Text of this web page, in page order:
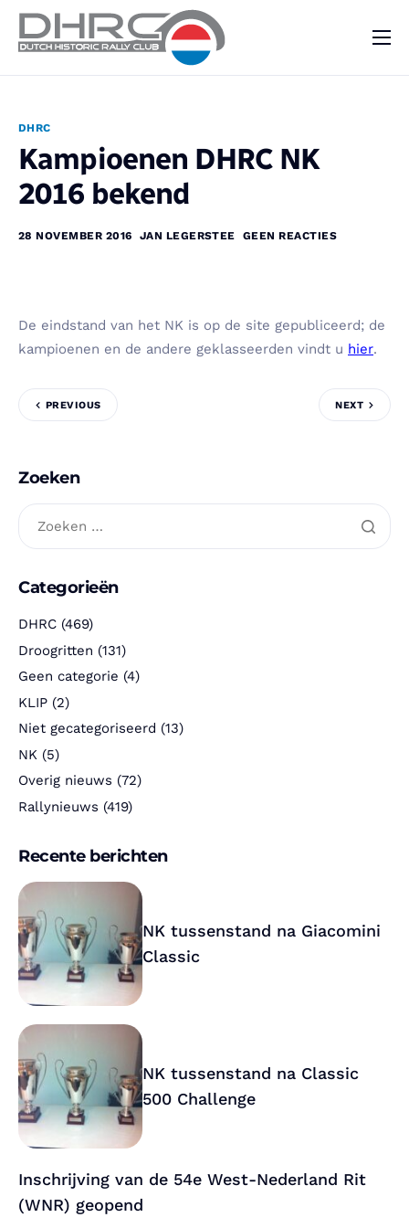
Vraag & Aanbod
Nieuws
DHRC
Kampioenen DHRC NK
2016 bekend
28 NOVEMBER 2016 JAN LEGERSTEE GEEN REACTIES
De eindstand van het NK is op de site gepubliceerd; de
kampioenen en de andere geklasseerden vindt u hier.
PREVIOUS NEXT
Zoeken
Categorieën
DHRC (469)
Droogritten (131)
Geen categorie (4)
KLIP (2)
Niet gecategoriseerd (13)
NK (5)
Overig nieuws (72)
Rallynieuws (419)
Recente berichten
NK tussenstand na Giacomini
Classic
NK tussenstand na Classic
500 Challenge
Inschrijving van de 54e West-Nederland Rit
(WNR) geopend